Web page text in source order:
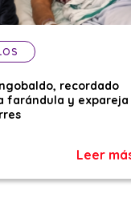
recordado
farándula y expareja
Leer